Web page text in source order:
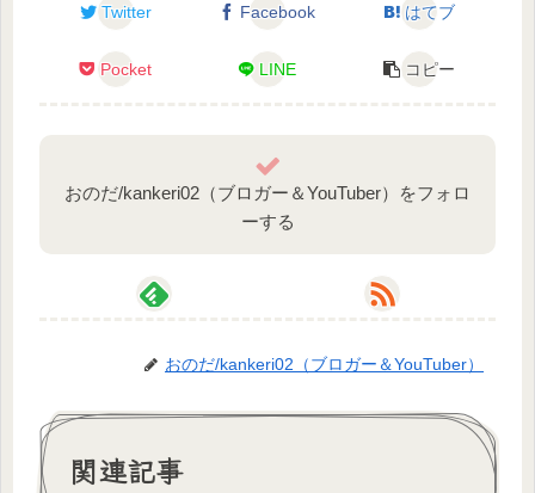
Twitter Facebook はてブ
Pocket LINE コピー
おのだ/kankeri02（ブロガー＆YouTuber）をフォロ
ーする
おのだ/kankeri02（ブロガー＆YouTuber）
関連記事